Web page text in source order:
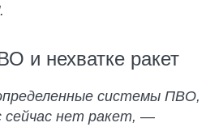
и нехватке ракет
системы ПВО,
сейчас нет ракет, —